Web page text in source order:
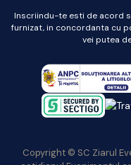
Inscriindu-te esti de acord
furnizat, in concordanta cu
vei putea
Copyright © SC Ziarul